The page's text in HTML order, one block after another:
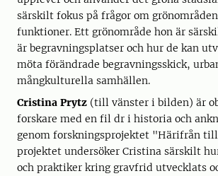
särskilt fokus på frågor om
funktioner. Ett grönområde hon är
är begravningsplatser och hur de kan
möta förändrade begravningsskick,
mångkulturella samhällen.
Cristina Prytz (till vänster i bilden) är
forskare med en fil dr i historia och
genom forskningsprojektet "Härifrån
projektet undersöker Cristina särskilt
och praktiker kring gravfrid utvecklats